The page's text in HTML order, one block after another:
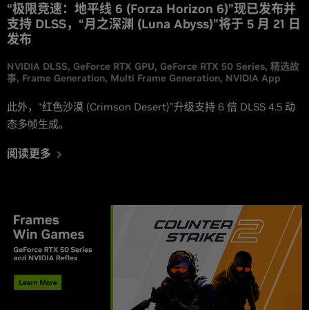
“极限竞速：地平线 6 (Forza Horizon 6)”现已发布并
支持 DLSS，“月之深渊 (Luna Abyss)”将于 5 月 21 日
发布
NVIDIA DLSS GeForce RTX GPU GeForce RTX 50 Series 精选故
事 Frame Generation Multi Frame Generation NVIDIA App
此外，“红色沙漠 (Crimson Desert)”升级支持 6 倍 DLSS 4.5 动
态多帧生成。
阅读更多